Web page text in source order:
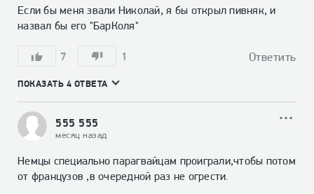
Если бы меня звали Николай, я бы открыл пивняк, и
назвал бы его "БарКоля"
7 1 Ответить
ПОКАЗАТЬ 4 ОТВЕТА
555 555
месяц назад
Немцы специально парагвайцам проиграли,чтобы потом
от французов ,в очередной раз не огрести.